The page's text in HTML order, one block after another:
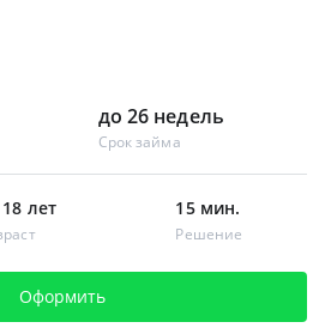
до 26 недель
Срок займа
лет 15 мин.
Решение
Оформить